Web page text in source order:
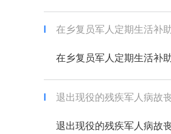
在乡复员军人定期生活补
在乡复员军人定期生活补
退出现役的残疾军人病故
退出现役的残疾军人病故